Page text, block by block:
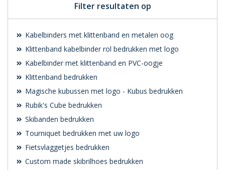
Filter resultaten op
Kabelbinders met klittenband en metalen oog
Klittenband kabelbinder rol bedrukken met logo
Kabelbinder met klittenband en PVC-oogje
Klittenband bedrukken
Magische kubussen met logo - Kubus bedrukken
Rubik's Cube bedrukken
Skibanden bedrukken
Tourniquet bedrukken met uw logo
Fietsvlaggetjes bedrukken
Custom made skibrilhoes bedrukken